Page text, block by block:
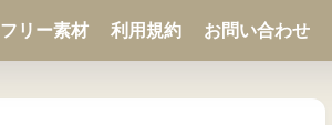
フリー素材 利用規約 お問い合わせ